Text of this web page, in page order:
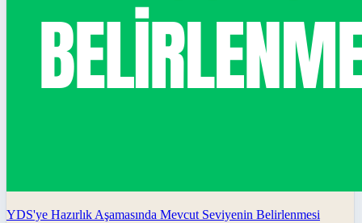
YDS'ye Hazırlık Aşamasında Mevcut Seviyenin Belirlenmesi